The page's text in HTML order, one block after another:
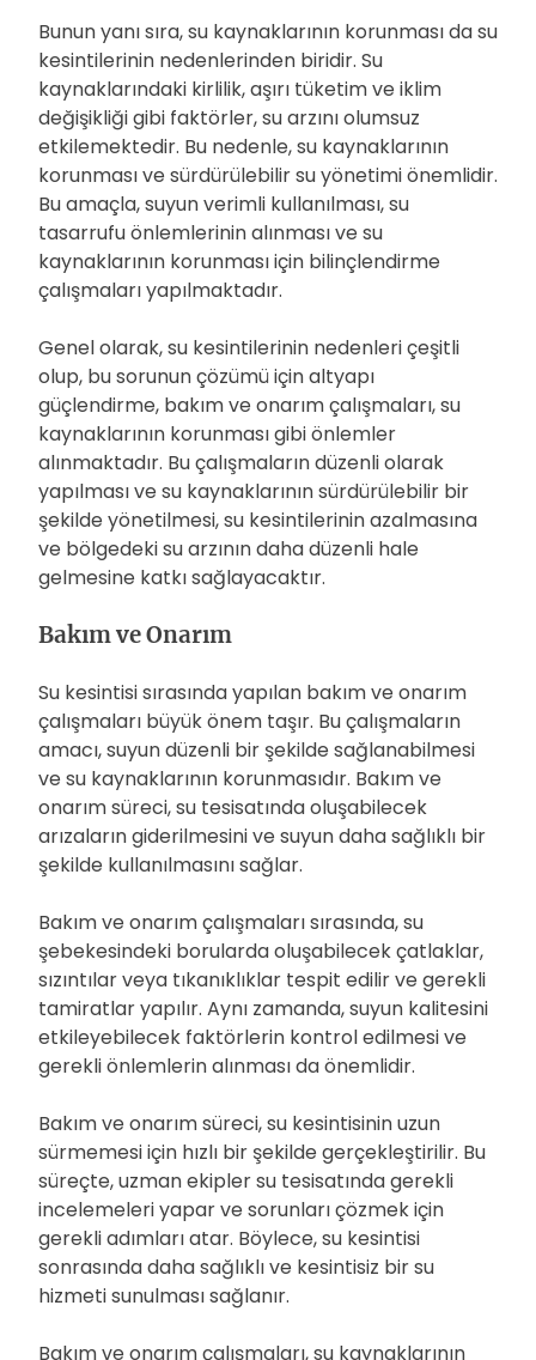
Bunun yanı sıra, su kaynaklarının korunması da su
kesintilerinin nedenlerinden biridir. Su
kaynaklarındaki kirlilik, aşırı tüketim ve iklim
değişikliği gibi faktörler, su arzını olumsuz
etkilemektedir. Bu nedenle, su kaynaklarının
korunması ve sürdürülebilir su yönetimi önemlidir.
Bu amaçla, suyun verimli kullanılması, su
tasarrufu önlemlerinin alınması ve su
kaynaklarının korunması için bilinçlendirme
çalışmaları yapılmaktadır.
Genel olarak, su kesintilerinin nedenleri çeşitli
olup, bu sorunun çözümü için altyapı
güçlendirme, bakım ve onarım çalışmaları, su
kaynaklarının korunması gibi önlemler
alınmaktadır. Bu çalışmaların düzenli olarak
yapılması ve su kaynaklarının sürdürülebilir bir
şekilde yönetilmesi, su kesintilerinin azalmasına
ve bölgedeki su arzının daha düzenli hale
gelmesine katkı sağlayacaktır.
Bakım ve Onarım
Su kesintisi sırasında yapılan bakım ve onarım
çalışmaları büyük önem taşır. Bu çalışmaların
amacı, suyun düzenli bir şekilde sağlanabilmesi
ve su kaynaklarının korunmasıdır. Bakım ve
onarım süreci, su tesisatında oluşabilecek
arızaların giderilmesini ve suyun daha sağlıklı bir
şekilde kullanılmasını sağlar.
Bakım ve onarım çalışmaları sırasında, su
şebekesindeki borularda oluşabilecek çatlaklar,
sızıntılar veya tıkanıklıklar tespit edilir ve gerekli
tamiratlar yapılır. Aynı zamanda, suyun kalitesini
etkileyebilecek faktörlerin kontrol edilmesi ve
gerekli önlemlerin alınması da önemlidir.
Bakım ve onarım süreci, su kesintisinin uzun
sürmemesi için hızlı bir şekilde gerçekleştirilir. Bu
süreçte, uzman ekipler su tesisatında gerekli
incelemeleri yapar ve sorunları çözmek için
gerekli adımları atar. Böylece, su kesintisi
sonrasında daha sağlıklı ve kesintisiz bir su
hizmeti sunulması sağlanır.
Bakım ve onarım çalışmaları, su kaynaklarının